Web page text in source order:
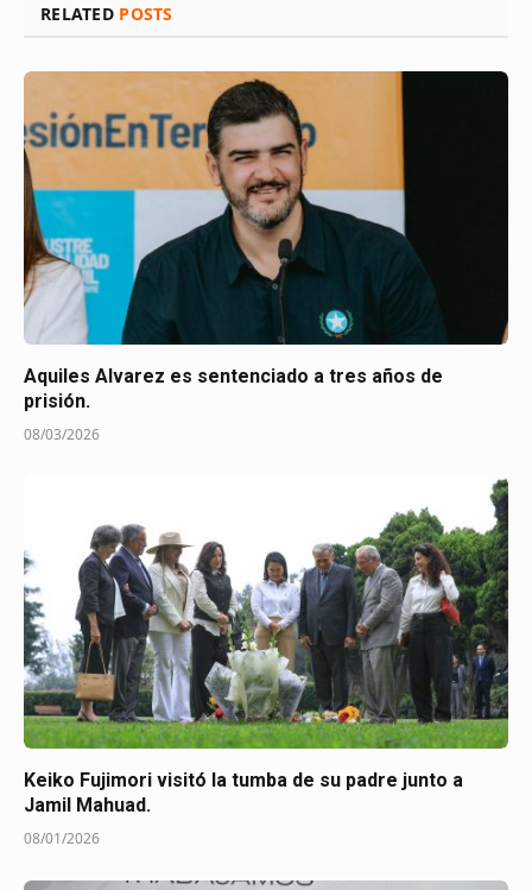
RELATED POSTS
Aquiles Alvarez es sentenciado a tres años de
prisión.
08/03/2026
Keiko Fujimori visitó la tumba de su padre junto a
Jamil Mahuad.
08/01/2026